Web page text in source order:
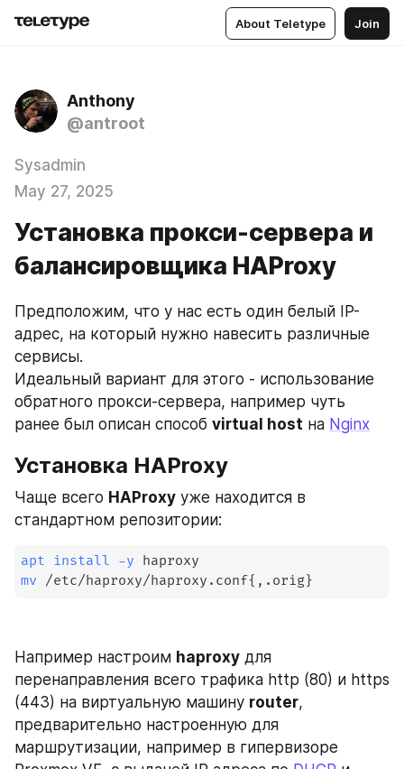
About Teletype Join
Anthony
@antroot
Sysadmin
May 27, 2025
Установка прокси-сервера и
балансировщика HAProxy
Предположим, что у нас есть один белый IP-
адрес, на который нужно навесить различные
сервисы.
Идеальный вариант для этого - использование
обратного прокси-сервера, например чуть
ранее был описан способ virtual host на Nginx
Установка HAProxy
Чаще всего HAProxy уже находится в
стандартном репозитории:
apt install -y
mv /etc/haproxy/haproxy.conf{ ,.orig}
Например настроим haproxy для
перенаправления всего трафика http (80) и https
(443) на виртуальную машину router,
предварительно настроенную для
маршрутизации, например в гипервизоре